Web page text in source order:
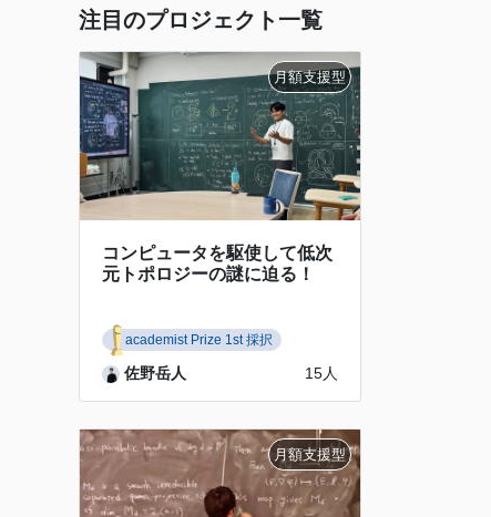
注目のプロジェクト一覧
コンピュータを駆使して低次
元トポロジーの謎に迫る！
academist Prize 1st 採択
佐野岳人 15人